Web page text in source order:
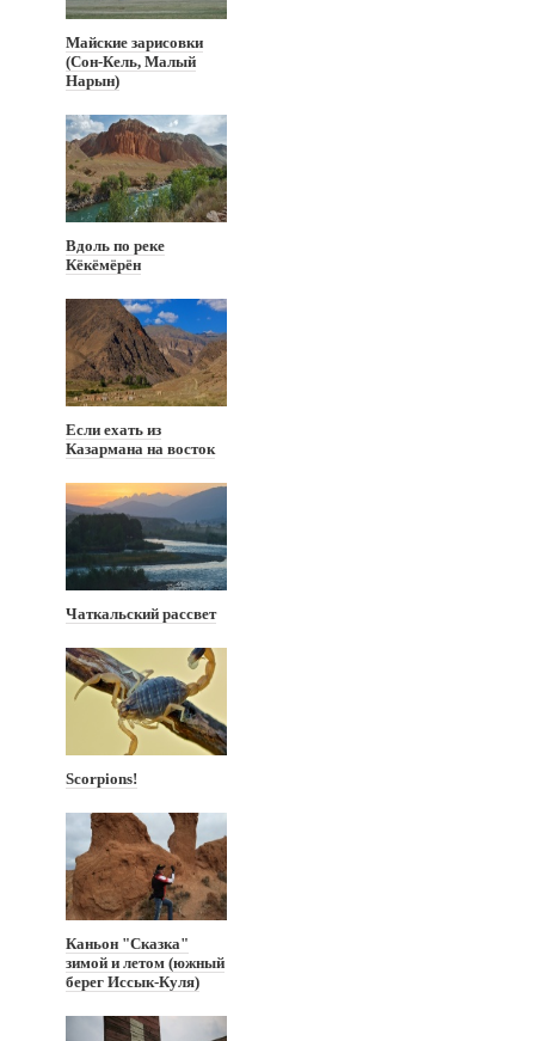
Майские зарисовки
(Сон-Кель, Малый
Нарын)
Вдоль по реке
Кёкёмёрён
Если ехать из
Казармана на восток
Чаткальский рассвет
Scorpions!
Каньон "Сказка"
зимой и летом (южный
берег Иссык-Куля)